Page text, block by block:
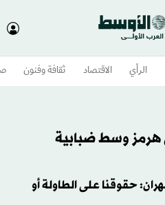
الرأي الاقتصاد ثقافة وفنون
هرمز وسط ضبابية
حقوقنا على الطاولة أو